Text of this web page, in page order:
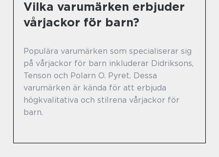
Vilka varumärken erbjuder
vårjackor för barn?
Populära varumärken som specialiserar sig
på vårjackor för barn inkluderar Didriksons,
Tenson och Polarn O. Pyret. Dessa
varumärken är kända för att erbjuda
högkvalitativa och stilrena vårjackor för
barn.